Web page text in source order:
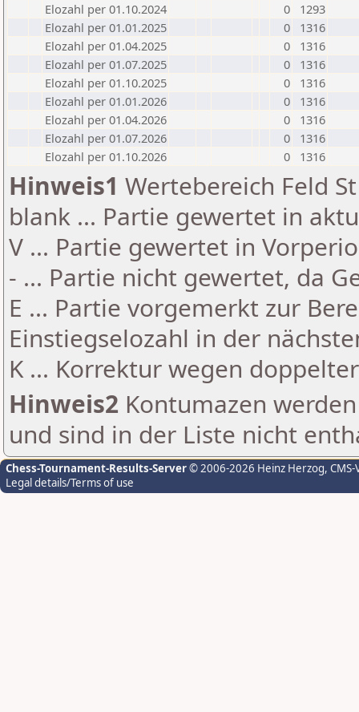
Elozahl per 01.10.2024
0
1293
Elozahl per 01.01.2025
0
1316
Elozahl per 01.04.2025
0
1316
Elozahl per 01.07.2025
0
1316
Elozahl per 01.10.2025
0
1316
Elozahl per 01.01.2026
0
1316
Elozahl per 01.04.2026
0
1316
Elozahl per 01.07.2026
0
1316
Elozahl per 01.10.2026
0 1316
Hinweis1 Wertebereich Feld
blank ... Partie gewertet in
V ... Partie gewertet in
- ... Partie nicht gewertet, da
E ... Partie vorgemerkt zur
Einstiegselozahl in der
K ... Korrektur wegen
Hinweis2 Kontumazen
und sind in der Liste nicht
Chess-Tournament-Results-Server© 2006-2026 Heinz Herzog,
Legal details/Terms of use